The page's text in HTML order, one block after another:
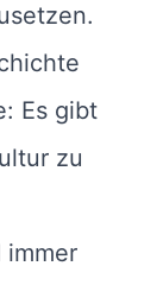
Es gibt
zu
immer